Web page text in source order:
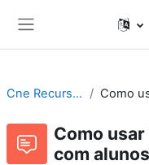
Cne Recursos
Como
com